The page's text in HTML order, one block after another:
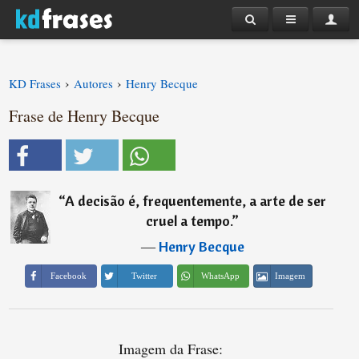
KD Frases › Autores › Henry Becque
Frase de Henry Becque
“A decisão é, frequentemente, a arte de ser
cruel a tempo.”
―Henry Becque
Facebook Twitter WhatsApp Imagem
Imagem da Frase: